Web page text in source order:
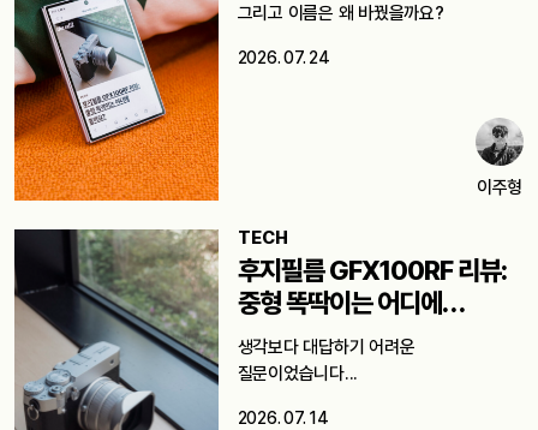
그리고 이름은 왜 바꿨을까요?
2026. 07. 24
이주형
TECH
후지필름 GFX100RF 리뷰:
중형 똑딱이는 어디에
쓸까요?
생각보다 대답하기 어려운
질문이었습니다...
2026. 07. 14